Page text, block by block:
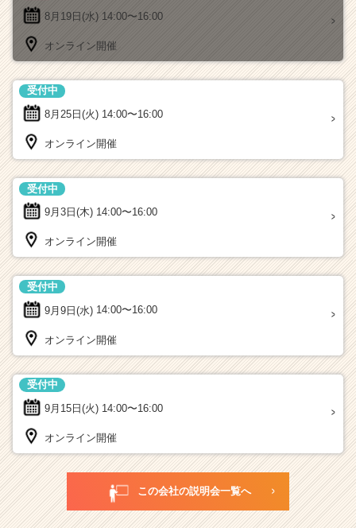
8月19日(水) 14:00〜16:00
オンライン開催
8月25日(火) 14:00〜16:00
受付中
オンライン開催
9月3日(木) 14:00〜16:00
受付中
オンライン開催
9月9日(水) 14:00〜16:00
受付中
オンライン開催
9月15日(火) 14:00〜16:00
受付中
オンライン開催
この会社の説明会一覧へ